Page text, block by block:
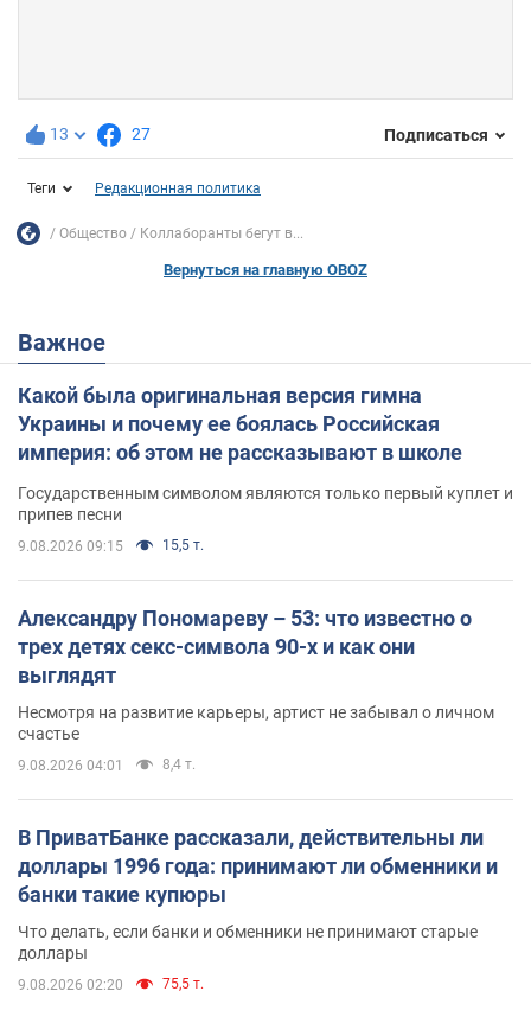
13 27 Подписаться
Теги Редакционная политика
Общество Коллаборанты бегут в...
Вернуться на главную OBOZ
Важное
Какой была оригинальная версия гимна
Украины и почему ее боялась Российская
империя: об этом не рассказывают в школе
Государственным символом являются только первый куплет и
припев песни
9.08.2026 09:15 15,5 т.
Александру Пономареву – 53: что известно о
трех детях секс-символа 90-х и как они
выглядят
Несмотря на развитие карьеры, артист не забывал о личном
счастье
9.08.2026 04:01 8,4 т.
В ПриватБанке рассказали, действительны ли
доллары 1996 года: принимают ли обменники и
банки такие купюры
Что делать, если банки и обменники не принимают старые
доллары
9.08.2026 02:20 75,5 т.